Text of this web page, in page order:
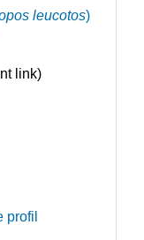
leucotos)
link)
profil